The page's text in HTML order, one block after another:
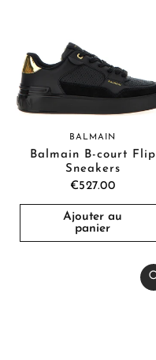
BALMAIN
Balmain B-court Flip
Sneakers
€527.00
Ajouter au
panier